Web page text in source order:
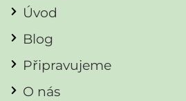
Úvod
Blog
Připravujeme
O nás